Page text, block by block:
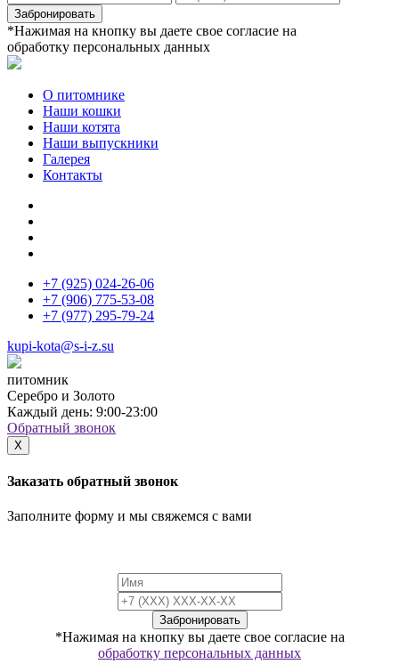
*Нажимая на кнопку вы даете свое согласие на
обработку персональных данных
О питомнике
Наши кошки
Наши котята
Наши выпускники
Галерея
Контакты
+7 (925) 024-26-06
+7 (906) 775-53-08
+7 (977) 295-79-24
kupi-kota@s-i-z.su
питомник
Серебро и Золото
Каждый день: 9:00-23:00
Обратный звонок
X
Заказать обратный звонок
Заполните форму и мы свяжемся с вами
*Нажимая на кнопку вы даете свое согласие на
обработку персональных данных